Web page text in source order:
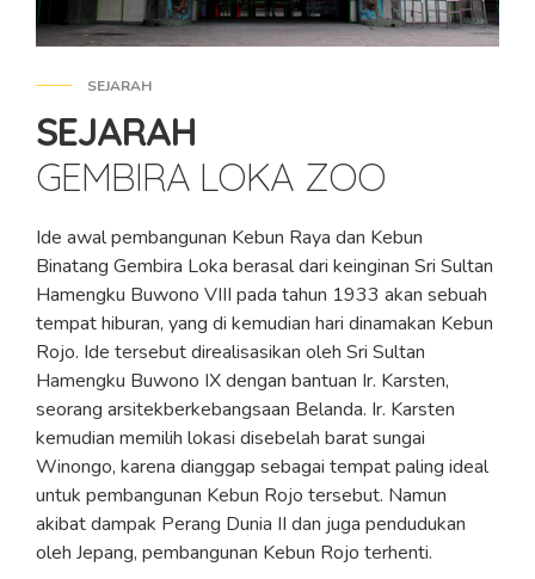
SEJARAH
SEJARAH
GEMBIRA LOKA ZOO
Ide awal pembangunan Kebun Raya dan Kebun
Binatang Gembira Loka berasal dari keinginan Sri Sultan
Hamengku Buwono VIII pada tahun 1933 akan sebuah
tempat hiburan, yang di kemudian hari dinamakan Kebun
Rojo. Ide tersebut direalisasikan oleh Sri Sultan
Hamengku Buwono IX dengan bantuan Ir. Karsten,
seorang arsitekberkebangsaan Belanda. Ir. Karsten
kemudian memilih lokasi disebelah barat sungai
Winongo, karena dianggap sebagai tempat paling ideal
untuk pembangunan Kebun Rojo tersebut. Namun
akibat dampak Perang Dunia II dan juga pendudukan
oleh Jepang, pembangunan Kebun Rojo terhenti.